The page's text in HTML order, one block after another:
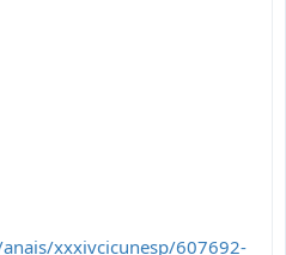
xxxivcicunesp/607692-